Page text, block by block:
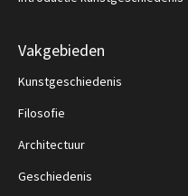
Vakgebieden
Kunstgeschiedenis
Filosofie
Architectuur
Geschiedenis